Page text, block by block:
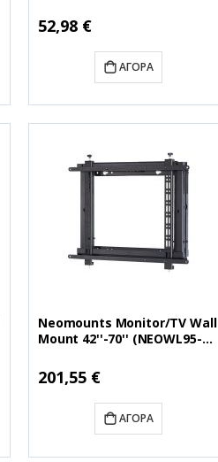
Ειδική
Τιμή
52,98 €
ΑΓΟΡΆ
Neomounts Monitor/TV Wall
Mount 42''-70'' (NEOWL95-
Ειδική
Τιμή
201,55 €
ΑΓΟΡΆ